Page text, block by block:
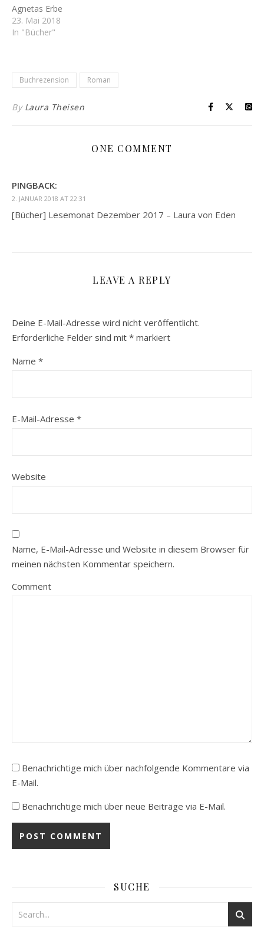
Agnetas Erbe
23. Mai 2018
In "Bücher"
Buchrezension Roman
By Laura Theisen
ONE COMMENT
PINGBACK:
2. JANUAR 2018 AT 22:31
[Bücher] Lesemonat Dezember 2017 – Laura von Eden
LEAVE A REPLY
Deine E-Mail-Adresse wird nicht veröffentlicht.
Erforderliche Felder sind mit * markiert
Name *
E-Mail-Adresse *
Website
Name, E-Mail-Adresse und Website in diesem Browser für
meinen nächsten Kommentar speichern.
Comment
Benachrichtige mich über nachfolgende Kommentare via
E-Mail.
Benachrichtige mich über neue Beiträge via E-Mail.
SUCHE